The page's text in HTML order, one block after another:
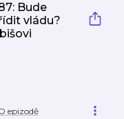
Bude
vládu?
epizodě